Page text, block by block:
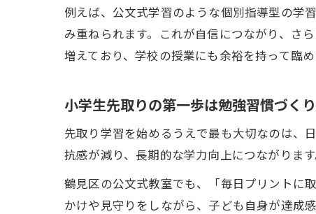
例えば、公文式学習のような個別指導型の学
み重ねられます。これが自信につながり、さ
増えており、学校の授業にも余裕を持って臨
小学生先取りの第一歩は勉強習慣づく
先取り学習を始めるうえで最も大切なのは、
抗感が減り、長期的な学力向上につながりま
鶴見区の公文式教室でも、「毎日プリントに
かけや見守りをしながら、子ども自身が達成